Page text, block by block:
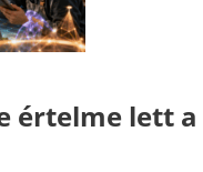
értelme lett a